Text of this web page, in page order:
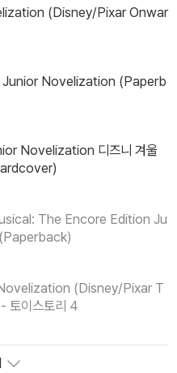
(Disney/Pixar Onwar
Novelization (Paperb
Novelization 디즈니 겨울
The Encore Edition Ju
(Disney/Pixar T
이스토리 4